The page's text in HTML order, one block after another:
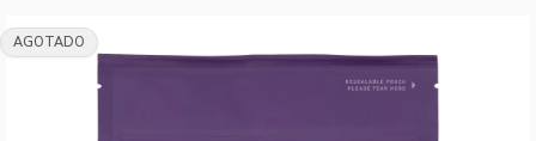
AGOTADO